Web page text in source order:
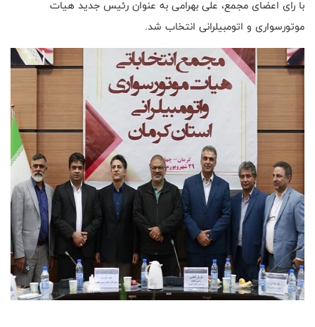
با رای اعضای مجمع، علی بهرامی به عنوان رئیس جدید هیات
موتورسواری و اتومبیلرانی انتخاب شد.